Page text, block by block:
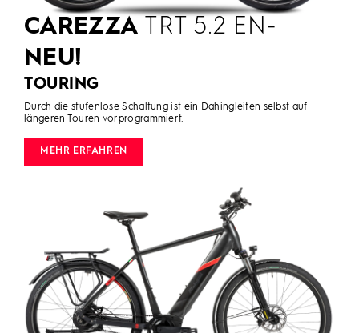
CAREZZA TRT 5.2 EN-
NEU!
TOURING
Durch die stufenlose Schaltung ist ein Dahingleiten selbst auf
längeren Touren vorprogrammiert.
MEHR ERFAHREN